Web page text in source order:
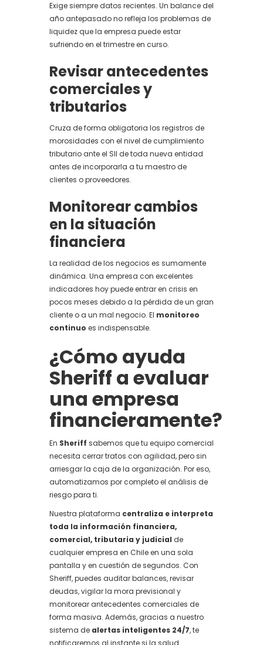
Exige siempre datos recientes. Un balance del
año antepasado no refleja los problemas de
liquidez que la empresa puede estar
sufriendo en el trimestre en curso.
Revisar antecedentes
comerciales y
tributarios
Cruza de forma obligatoria los registros de
morosidades con el nivel de cumplimiento
tributario ante el SII de toda nueva entidad
antes de incorporarla a tu maestro de
clientes o proveedores.
Monitorear cambios
en la situación
financiera
La realidad de los negocios es sumamente
dinámica. Una empresa con excelentes
indicadores hoy puede entrar en crisis en
pocos meses debido a la pérdida de un gran
cliente o a un mal negocio. El monitoreo
continuo es indispensable.
¿Cómo ayuda
Sheriff a evaluar
una empresa
financieramente?
En Sheriff sabemos que tu equipo comercial
necesita cerrar tratos con agilidad, pero sin
arriesgar la caja de la organización. Por eso,
automatizamos por completo el análisis de
riesgo para ti.
Nuestra plataforma centraliza e interpreta
toda la información financiera,
comercial, tributaria y judicial de
cualquier empresa en Chile en una sola
pantalla y en cuestión de segundos. Con
Sheriff, puedes auditar balances, revisar
deudas, vigilar la mora previsional y
monitorear antecedentes comerciales de
forma masiva. Además, gracias a nuestro
sistema de alertas inteligentes 24/7, te
notificaremos al instante si la salud